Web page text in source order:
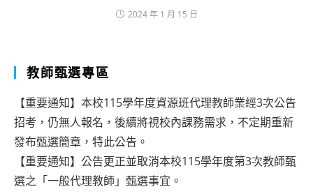
2024 年 1 月 15 日
教師甄選專區
【重要通知】本校115學年度資源班代理教師業經3次公告
招考，仍無人報名，後續將視校內課務需求，不定期重新
發布甄選簡章，特此公告。
【重要通知】公告更正並取消本校115學年度第3次教師甄
選之「一般代理教師」甄選事宜。